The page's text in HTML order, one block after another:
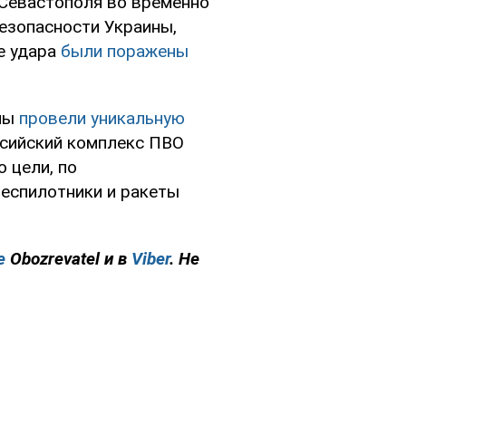
Украины,
удара были поражены
провели уникальную
комплекс ПВО
цели, по
и ракеты
Obozrevatel и в Viber. Не